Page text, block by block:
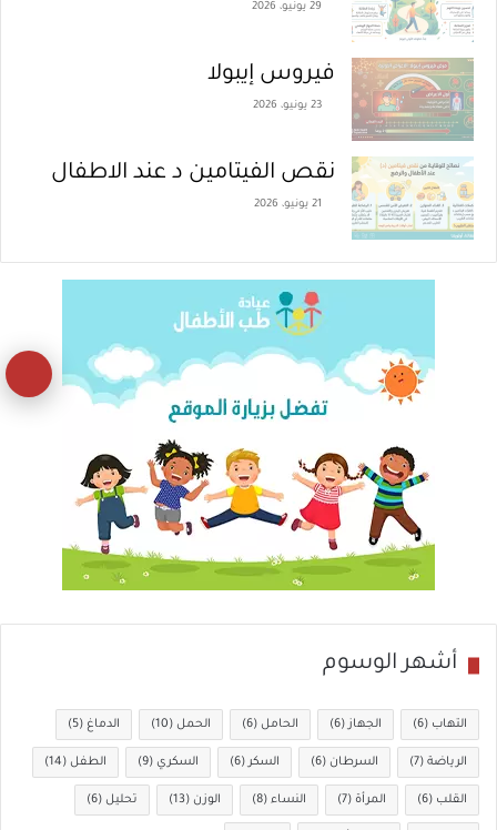
29 يونيو، 2026
فيروس إيبولا
23 يونيو، 2026
نقص الفيتامين د عند الاطفال
21 يونيو، 2026
أشهر الوسوم
التهاب (6) الجهاز (6) الحامل (6) الحمل (10) الدماغ (5)
الرياضة (7) السرطان (6) السكر (6) السكري (9) الطفل (14)
القلب (6) المرأة (7) النساء (8) الوزن (13) تحليل (6)
زر